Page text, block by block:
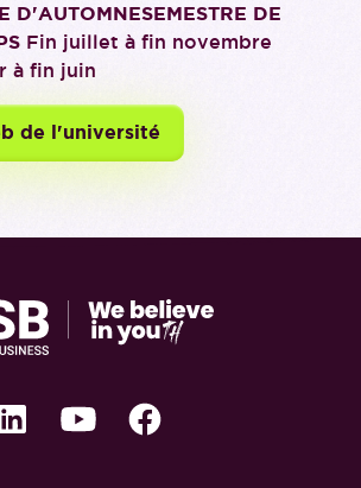
D'AUTOMNESEMESTRE DE
Fin juillet à fin novembre
à fin juin
de l'université